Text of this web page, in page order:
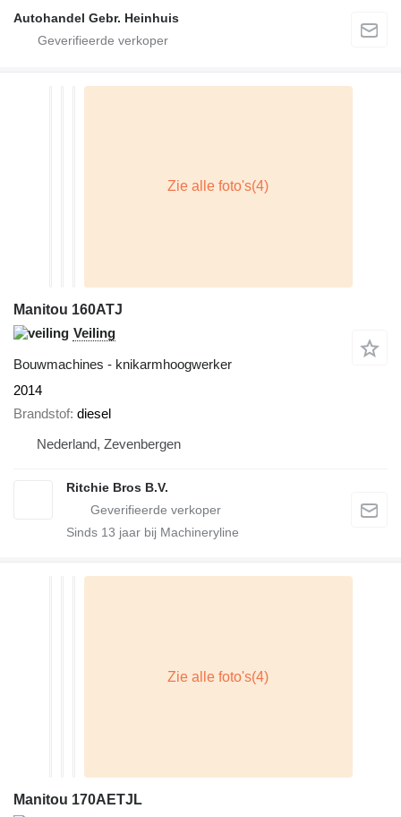
Autohandel Gebr. Heinhuis
Manitou 160ATJ
Veiling
Bouwmachines - knikarmhoogwerker
2014
Brandstof diesel
Nederland, Zevenbergen
Ritchie Bros B.V.
Sinds 13 jaar bij Machineryline
Manitou 170AETJL